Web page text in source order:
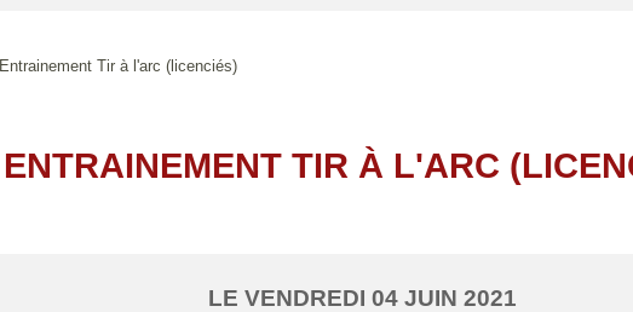
Entrainement Tir à l'arc (licenciés)
ENTRAINEMENT TIR À L'ARC
LE VENDREDI 04 JUIN 2021